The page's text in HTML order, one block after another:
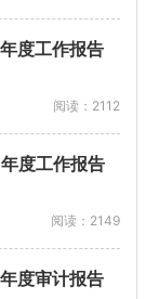
度工作报告
阅读：2112
度工作报告
阅读：2149
度审计报告